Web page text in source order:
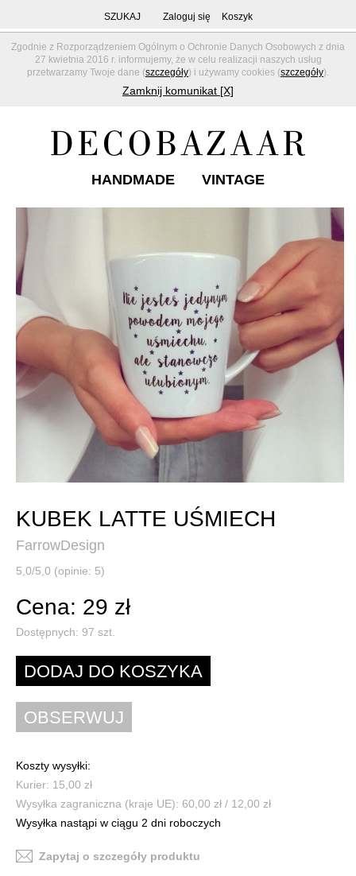
Zgodnie z Rozporządzeniem Ogólnym o Ochronie Danych Osobowych z dnia
27 kwietnia 2016 r. informujemy, że w celu realizacji naszych usług
przetwarzamy Twoje dane (szczegóły) i używamy cookies (szczegóły).
Zamknij komunikat [X]
SZUKAJ Zaloguj się Koszyk
HANDMADE VINTAGE
KUBEK LATTE UŚMIECH
FarrowDesign
5,0/5,0 (opinie: 5)
Cena: 29 zł
Dostępnych: 97 szt.
Koszty wysyłki:
Kurier: 15,00 zł
Wysyłka zagraniczna (kraje UE): 60,00 zł / 12,00 zł
Wysyłka nastąpi w ciągu 2 dni roboczych
Zapytaj o szczegóły produktu